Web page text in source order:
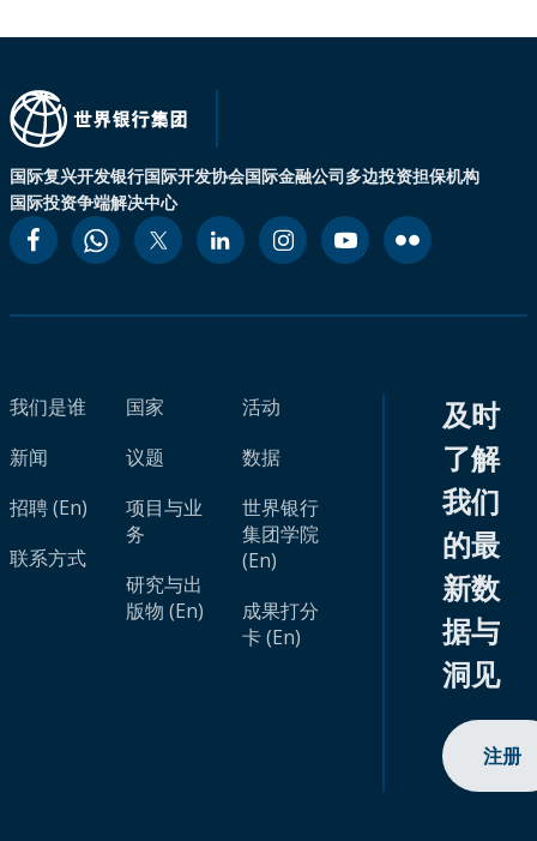
国际复兴开发银行国际开发协会国际金融公司多边投资担保机构
国际投资争端解决中心
我们是谁
新闻
招聘 (En)
联系方式
国家
议题
项目与业
务
研究与出
版物 (En)
活动
数据
世界银行
集团学院
(En)
成果打分
卡 (En)
及时
了解
我们
的最
新数
据与
洞见
注册